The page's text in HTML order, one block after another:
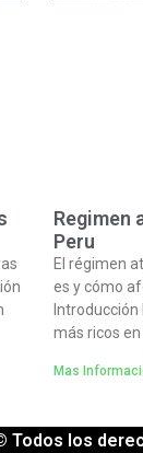
Regimen
Peru
El régimen
es y cómo
Introducción
más ricos
Mas
Todos los